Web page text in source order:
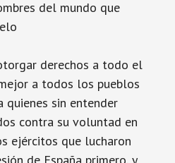
del mundo que
derechos a todo el
a todos los pueblos
quienes sin entender
contra su voluntad en
ejércitos que lucharon